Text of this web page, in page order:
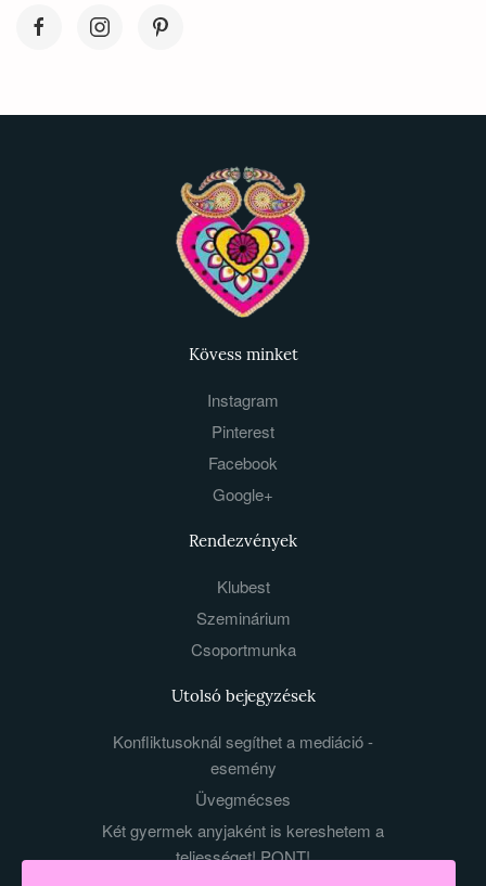
Kövess minket
Instagram
Pinterest
Facebook
Google+
Rendezvények
Klubest
Szeminárium
Csoportmunka
Utolsó bejegyzések
Konfliktusoknál segíthet a mediáció -
esemény
Üvegmécses
Két gyermek anyjaként is kereshetem a
teljességet! PONT!